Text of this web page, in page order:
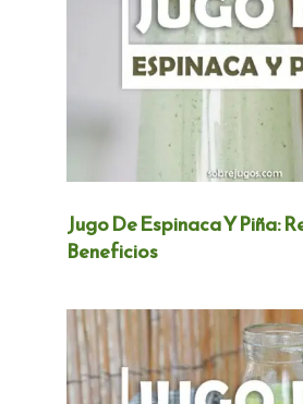
Jugo De Espinaca Y Piña:
Beneficios